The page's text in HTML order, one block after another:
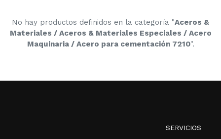
No hay productos definidos en la categoría "Aceros &
Materiales / Aceros & Materiales Especiales / Acero
Maquinaria / Acero para cementación 7210".
SERVICIOS